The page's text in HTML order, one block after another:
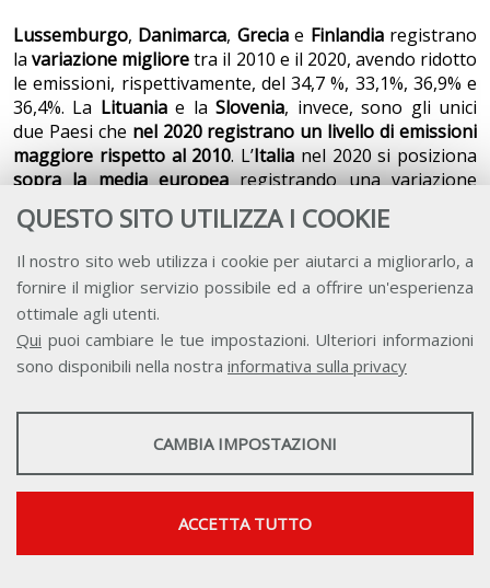
QUESTO SITO UTILIZZA I COOKIE
Il nostro sito web utilizza i cookie per aiutarci a migliorarlo, a
fornire il miglior servizio possibile ed a offrire un'esperienza
ottimale agli utenti.
Qui puoi cambiare le tue impostazioni. Ulteriori informazioni
sono disponibili nella nostra informativa sulla privacy
STATISTICHE
Mostra maggiori informazioni
Google Analytics
CAMBIA IMPOSTAZIONI
ACCETTA TUTTO
Lussemburgo, Danimarca, Greciae Finlandia registrano
lavariazione miglioretra il 2010 e il 2020, avendo ridotto
le emissioni, rispettivamente, del 34,7 %, 33,1%, 36,9% e
36,4%. La Lituaniae laSlovenia, invece, sono gli unici
due Paesi che nel 2020 registrano un livello di emissioni
maggiore rispetto al 2010. L’Italia nel 2020 si posiziona
sopra la media europearegistrando una variazione
2010-2020 leggermente migliore rispetto a quella
misurata per l’Europa. In Italia le emissioni di gas serra,
nel 2020 sono pari a 5,7 tonnellate pro-capite contro le
7,1 della media europea. Tra il 2019 e il 2020, anche a
causa della pandemia, si riduce il livello di emissioni di
ciascuno Stato europeo, eccezion fatta per Repubblica
Ceca, Ungheria, Croazia e Svezia, in cui si misura una
sostanziale stabilità tra il 2019 e il 2020.